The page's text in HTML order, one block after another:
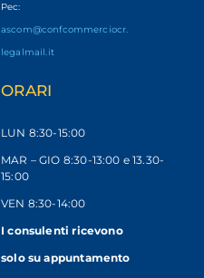
Pec:
ascom@confcommerciocr.
legalmail.it
ORARI
LUN 8:30-15:00
MAR – GIO 8:30-13:00 e 13.30-
15:00
VEN 8:30-14:00
I consulenti ricevono
solo su appuntamento